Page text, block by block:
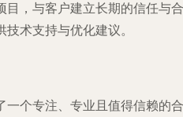
目，与客户建立长期的信任与合
术支持与优化建议。
一个专注、专业且值得信赖的合